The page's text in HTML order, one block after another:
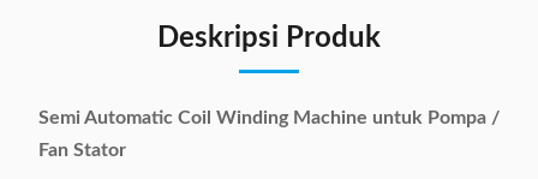
Deskripsi Produk
Semi Automatic Coil Winding Machine untuk Pompa /
Fan Stator